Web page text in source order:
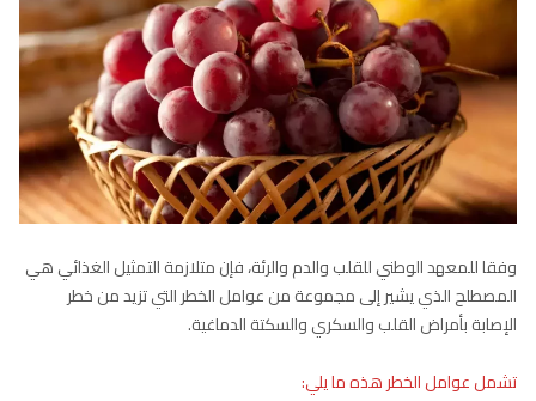
وفقا للمعهد الوطني للقلب والدم والرئة، فإن متلازمة التمثيل الغذائي هي
المصطلح الذي يشير إلى مجموعة من عوامل الخطر التي تزيد من خطر
الإصابة بأمراض القلب والسكري والسكتة الدماغية.
تشمل عوامل الخطر هذه ما يلي: